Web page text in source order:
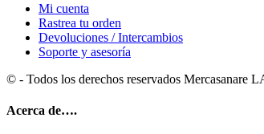
Mi cuenta
Rastrea tu orden
Devoluciones / Intercambios
Soporte y asesoría
© - Todos los derechos reservados Mercasanare
Acerca de….